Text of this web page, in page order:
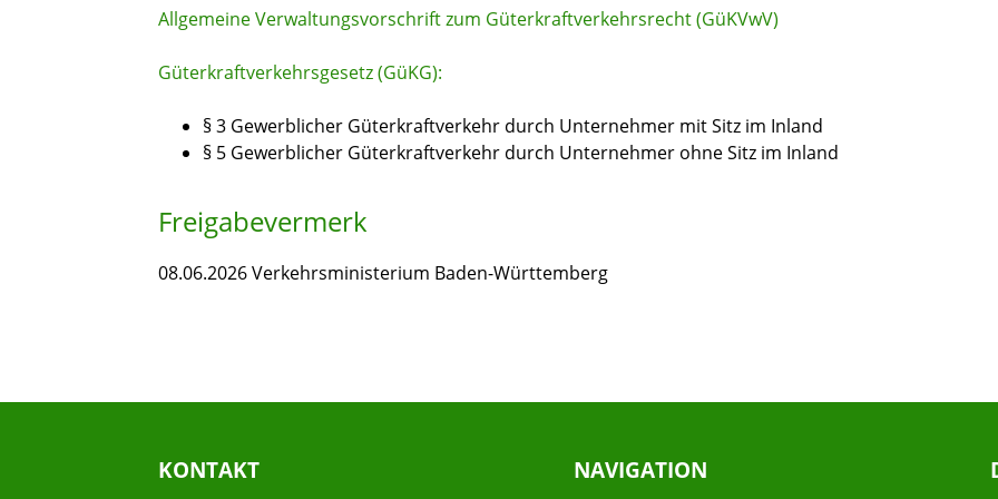
Allgemeine Verwaltungsvorschrift zum Güterkraftverkehrsrecht (GüKVwV)
Güterkraftverkehrsgesetz (GüKG):
§ 3 Gewerblicher Güterkraftverkehr durch Unternehmer mit Sitz im Inland
§ 5 Gewerblicher Güterkraftverkehr durch Unternehmer ohne Sitz im Inland
Freigabevermerk
08.06.2026 Verkehrsministerium Baden-Württemberg
KONTAKT NAVIGATION